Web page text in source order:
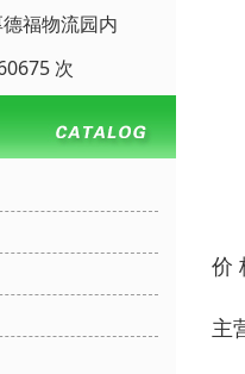
福物流园内
次
价
主